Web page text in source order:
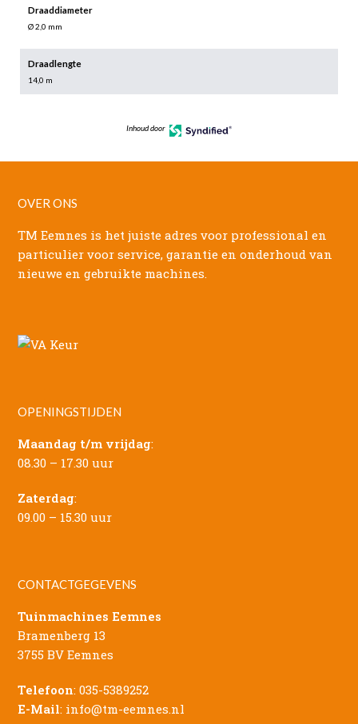
Draaddiameter
Ø 2,0 mm
Draadlengte
14,0 m
Inhoud door
OVER ONS
TM Eemnes is het juiste adres voor professional en
particulier voor service, garantie en onderhoud van
nieuwe en gebruikte machines.
OPENINGSTIJDEN
Maandag t/m vrijdag:
08.30 – 17.30 uur
Zaterdag:
09.00 – 15.30 uur
CONTACTGEGEVENS
Tuinmachines Eemnes
Bramenberg 13
3755 BV Eemnes
Telefoon:035-5389252
E-Mail: info@tm-eemnes.nl